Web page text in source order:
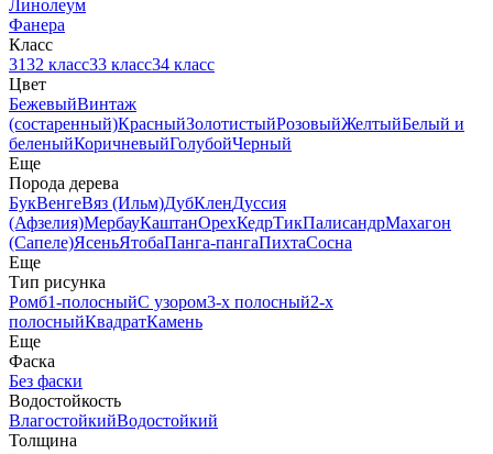
Линолеум
Фанера
Класс
3132 класс33 класс34 класс
Цвет
БежевыйВинтаж
(состаренный)КрасныйЗолотистыйРозовыйЖелтыйБелый и
беленыйКоричневыйГолубойЧерный
Еще
Порода дерева
БукВенгеВяз (Ильм)ДубКленДуссия
(Афзелия)МербауКаштанОрехКедрТикПалисандрМахагон
(Сапеле)ЯсеньЯтобаПанга-пангаПихтаСосна
Еще
Тип рисунка
Ромб1-полосныйС узором3-х полосный2-х
полосныйКвадратКамень
Еще
Фаска
Без фаски
Водостойкость
ВлагостойкийВодостойкий
Толщина